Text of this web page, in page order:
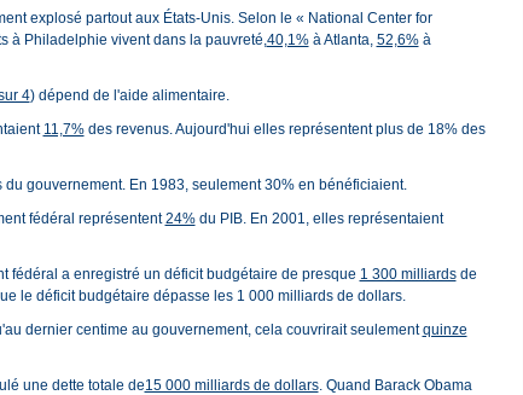
explosé partout aux États-Unis. Selon le « National Center for
à Philadelphie vivent dans la pauvreté,40,1%à Atlanta, 52,6%à
4) dépend de l'aide alimentaire.
11,7%des revenus. Aujourd'hui elles représentent plus de 18% des
gouvernement. En 1983, seulement 30% en bénéficiaient.
fédéral représentent24%du PIB. En 2001, elles représentaient
fédéral a enregistré un déficit budgétaire de presque 1 300 milliardsde
le déficit budgétaire dépasse les 1 000 milliards de dollars.
dernier centime au gouvernement, cela couvrirait seulementquinze
une dette totale de15 000 milliards de dollars. Quand Barack Obama